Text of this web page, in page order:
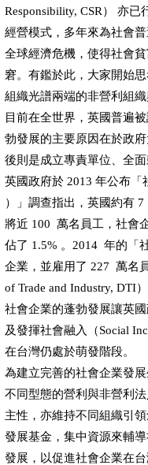
Responsibility, CSR） 亦
經營模式，多年來為社會普
全球經濟危機，使得社會
窘。有鑑於此，大家開始
組織光譜兩端的非營利組
目前在全世界，英國普遍
勃發展的主要原因在於政
後則是成立專責單位、全面
英國政府於 2013 年公布「
）」調查指出，英國約有
將近 100  萬名員工，社會
佔了 1.5% 。2014  年的「
企業，並雇用了 227  萬名
of Trade and Industry, DTI
社會企業的蓬勃發展讓英
及發揮社會融入（Social
在台灣仍處於萌發階段。
為建立完善的社會企業發
不同型態的營利與非營利
主性，亦維持不同組織引
發展基金，集中資源來輔
發展，以促進社會企業在